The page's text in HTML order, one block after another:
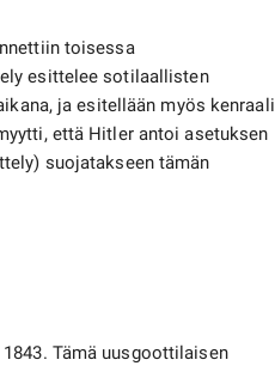
toisessa
esittelee sotilaallisten
ja esitellään myös kenraali
että Hitler antoi asetuksen
suojatakseen tämän
1843. Tämä uusgoottilaisen